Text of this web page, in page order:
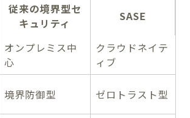
従来の境界型セ
キュリティ
SASE
オンプレミス中
心
クラウドネイテ
ィブ
境界防御型 ゼロトラスト型